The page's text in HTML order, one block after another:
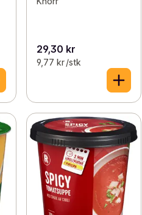
29,30 kr
9,77 kr /stk